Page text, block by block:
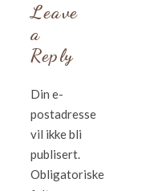
Leave
a
Reply
Din e-
postadresse
vil ikke bli
publisert.
Obligatoriske